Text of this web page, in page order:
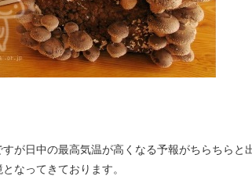
が日中の最高気温が高くなる予報がちらちら
なってきております。